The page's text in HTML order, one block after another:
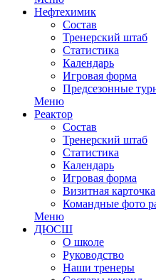
Нефтехимик
Состав
Тренерский штаб
Статистика
Календарь
Игровая форма
Предсезонные
Меню
Реактор
Состав
Тренерский штаб
Статистика
Календарь
Игровая форма
Визитная карточка
Командные фото
Меню
ДЮСШ
О школе
Руководство
Наши тренеры